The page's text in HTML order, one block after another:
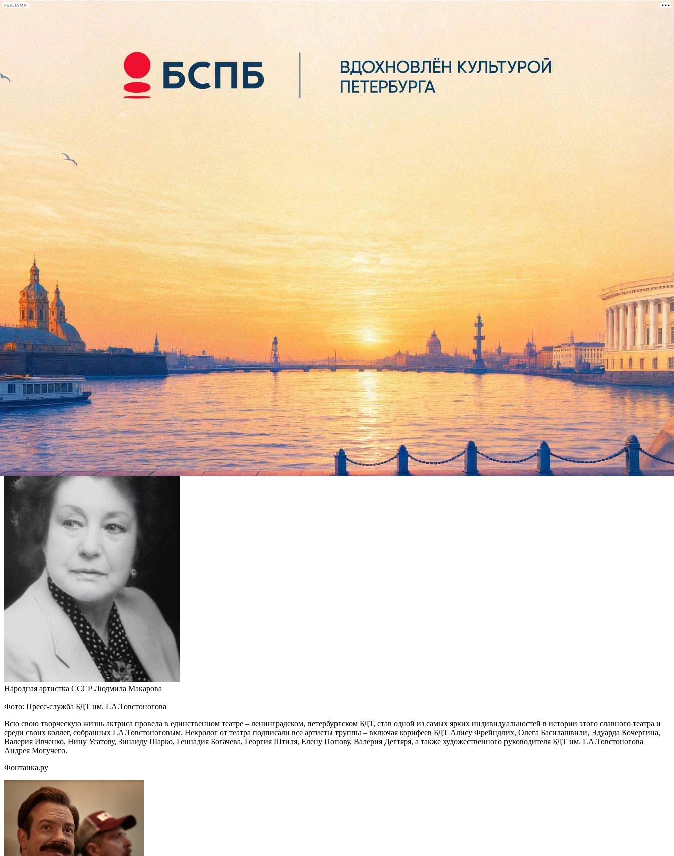
РЕКЛАМА
лекции
книги
Прощание с Людмилой Макаровой пройдет в историческом здании БДТ на Фонтанке,
похороны - на Литераторских мостках
31 мая 2014, 02:41 Версия для печати
Как сообщила пресс-служба Большого драматического театра, проститься с Людмилой Иосифовной Макаровой
можно будет 3 июня 2014 года, во вторник, с 10.00 до 12.00 в основном здании
БДТ им Г.А. Товстоногова (наб. р.Фонтанки, д.65).
Похороны состоятся 3 июня 2014 года в некрополе «Литераторские мостки» на территории Волковского православного кладбища, где похоронен муж Людмилы Макаровой, народный артист
СССР Ефим Копелян. Отпевание начнется в 12.30 в Храме Воскресения Словущего, расположенном на территории некрополя «Литераторские мостки» (ул. Расстанная, д. 30).
Как ужесообщала"Фонтанка", народная артистка СССР Людмила Иосифовна Макарова ушла из жизни 30 мая в 9 часов 10 минут на 93 году жизни.
Народная артистка СССР Людмила Макарова
Фото: Пресс-служба БДТ им. Г.А.Товстоногова
Всю свою творческую жизнь актриса провела в единственном театре – ленинградском, петербургском БДТ, став одной из самых ярких индивидуальностей в истории этого славного театра и
среди своих коллег, собранных Г.А.Товстоноговым. Некролог от театра подписали все артисты труппы – включая корифеев БДТ Алису Фрейндлих, Олега Басилашвили, Эдуарда Кочергина,
Валерия Ивченко, Нину Усатову, Зинаиду Шарко, Геннадия Богачева, Георгия Штиля, Елену Попову, Валерия Дегтяря, а также художественного руководителя БДТ им. Г.А.Товстоногова
Андрея Могучего.
Фонтанка.ру